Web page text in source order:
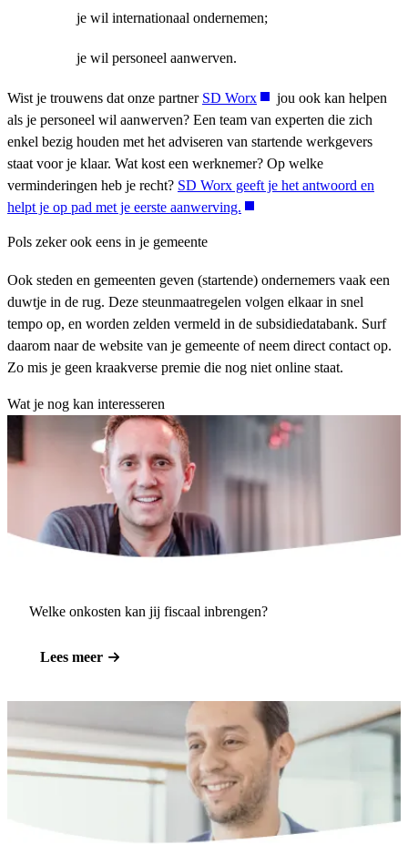
je wil internationaal ondernemen;
je wil personeel aanwerven.
Wist je trouwens dat onze partner SD Worx
jou ook kan helpen
als je personeel wil aanwerven? Een team van experten die zich
enkel bezig houden met het adviseren van startende werkgevers
staat voor je klaar. Wat kost een werknemer? Op welke
verminderingen heb je recht? SD Worx geeft je het antwoord en
helpt je op pad met je eerste aanwerving.
Pols zeker ook eens in je gemeente
Ook steden en gemeenten geven (startende) ondernemers vaak een
duwtje in de rug. Deze steunmaatregelen volgen elkaar in snel
tempo op, en worden zelden vermeld in de subsidiedatabank. Surf
daarom naar de website van je gemeente of neem direct contact op.
Zo mis je geen kraakverse premie die nog niet online staat.
Wat je nog kan interesseren
Welke onkosten kan jij fiscaal inbrengen?
Lees meer